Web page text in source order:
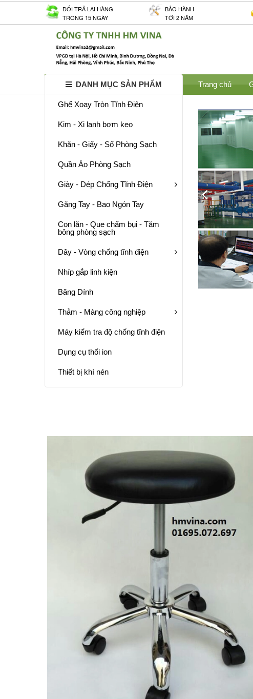
ĐỐI TRẢ LẠI HÀNG
TRONG 15 NGÀY
BẢO HÀNH
TỚI 2 NĂM
DANH MỤC SẢN PHẨM Trang chủ
Ghế Xoay Tròn Tĩnh Điện
Kim - Xi lanh bơm keo
Khăn - Giấy - Sổ Phòng Sạch
Quần Áo Phòng Sạch
Giày - Dép Chống Tĩnh Điện
Găng Tay - Bao Ngón Tay
Con lăn - Que chấm bụi - Tăm
bông phòng sạch
Dây - Vòng chống tĩnh điện
Nhíp gắp linh kiện
Băng Dính
Thảm - Màng công nghiệp
Máy kiểm tra độ chống tĩnh điện
Dụng cụ thổi ion
Thiết bị khí nén